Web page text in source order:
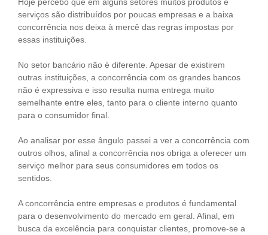
serviços são distribuídos por poucas empresas e a baixa
concorrência nos deixa à mercê das regras impostas por
essas instituições.
No setor bancário não é diferente. Apesar de existirem
outras instituições, a concorrência com os grandes bancos
não é expressiva e isso resulta numa entrega muito
semelhante entre eles, tanto para o cliente interno quanto
para o consumidor final.
Ao analisar por esse ângulo passei a ver a concorrência com
outros olhos, afinal a concorrência nos obriga a oferecer um
serviço melhor para seus consumidores em todos os
sentidos.
A concorrência entre empresas e produtos é fundamental
para o desenvolvimento do mercado em geral. Afinal, em
busca da excelência para conquistar clientes, promove-se a